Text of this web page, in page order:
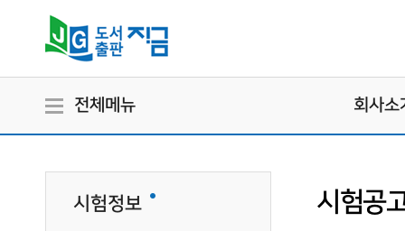
전체메뉴 회사소
시험정보 시험공